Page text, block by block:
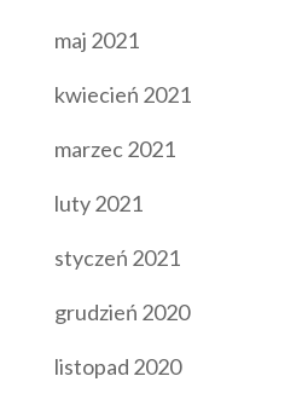
maj 2021
kwiecień 2021
marzec 2021
luty 2021
styczeń 2021
grudzień 2020
listopad 2020